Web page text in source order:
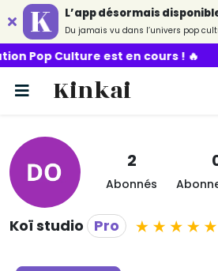
L’app désormais disponible
Du jamais vu dans l’univers pop
Culture est en cours ! 🔥
Kinkai
2
Abonnés
Koï studio Pro